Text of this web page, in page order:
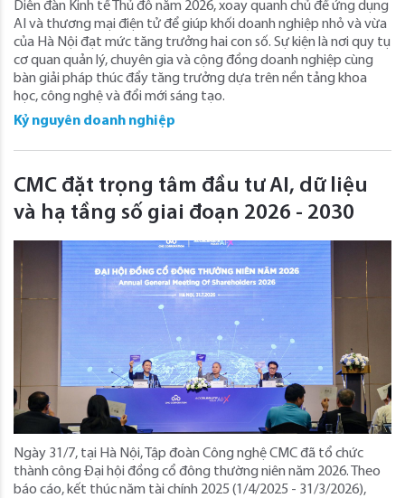
Diễn đàn Kinh tế Thủ đô năm 2026, xoay quanh chủ đề ứng dụng
AI và thương mại điện tử để giúp khối doanh nghiệp nhỏ và vừa
của Hà Nội đạt mức tăng trưởng hai con số. Sự kiện là nơi quy tụ
cơ quan quản lý, chuyên gia và cộng đồng doanh nghiệp cùng
bàn giải pháp thúc đẩy tăng trưởng dựa trên nền tảng khoa
học, công nghệ và đổi mới sáng tạo.
Kỷ nguyên doanh nghiệp
CMC đặt trọng tâm đầu tư AI, dữ liệu
và hạ tầng số giai đoạn 2026 - 2030
Ngày 31/7, tại Hà Nội, Tập đoàn Công nghệ CMC đã tổ chức
thành công Đại hội đồng cổ đông thường niên năm 2026. Theo
báo cáo, kết thúc năm tài chính 2025 (1/4/2025 - 31/3/2026),